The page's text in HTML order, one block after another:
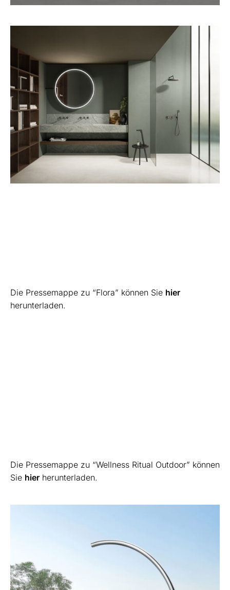
Die Pressemappe zu “Flora” können Sie hier
herunterladen.
Die Pressemappe zu “Wellness Ritual Outdoor” können
Sie hier herunterladen.